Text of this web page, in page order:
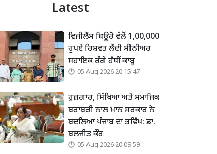
Latest
ਵਿਜੀਲੈਂਸ ਬਿਊਰੋ ਵੱਲੋਂ 1,00,000
ਰੁਪਏ ਰਿਸ਼ਵਤ ਲੈਂਦੀ ਸੀਨੀਅਰ
ਸਹਾਇਕ ਰੰਗੇ ਹੱਥੀਂ ਕਾਬੂ
05 Aug 2026 20:15:47
ਰੁਜ਼ਗਾਰ, ਸਿੱਖਿਆ ਅਤੇ ਸਮਾਜਿਕ
ਬਰਾਬਰੀ ਨਾਲ ਮਾਨ ਸਰਕਾਰ ਨੇ
ਬਦਲਿਆ ਪੰਜਾਬ ਦਾ ਭਵਿੱਖ: ਡਾ.
ਬਲਜੀਤ ਕੌਰ
05 Aug 2026 20:09:59